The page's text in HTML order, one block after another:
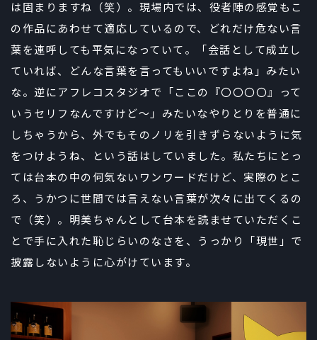
は固まりますね（笑）。現場内では、役者陣の感覚もこ
の作品にあわせて適応しているので、どれだけ危ない言
葉を連呼しても平気になっていて。「会話として成立し
ていれば、どんな言葉を言ってもいいですよね」みたい
な。逆にアフレコスタジオで「ここの『〇〇〇〇』って
いうセリフなんですけど～」みたいなやりとりを普通に
しちゃうから、外でもそのノリを引きずらないように気
をつけようね、という話はしていました。私たちにとっ
ては台本の中の何気ないワンワードだけど、実際のとこ
ろ、うかつに世間では言えない言葉が次々に出てくるの
で（笑）。明美ちゃんとして台本を読ませていただくこ
とで手に入れた恥じらいのなさを、うっかり「現世」で
披露しないように心がけています。